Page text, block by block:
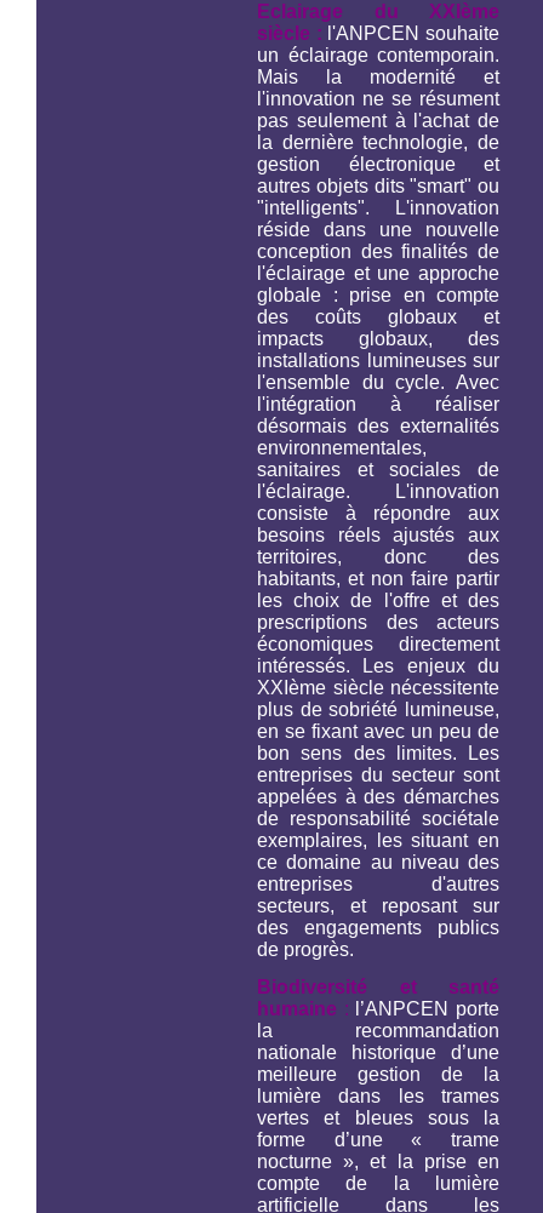
Eclairage du XXIème
siècle : l'ANPCEN souhaite
un éclairage contemporain.
Mais la modernité et
l'innovation ne se résument
pas seulement à l'achat de
la dernière technologie, de
gestion électronique et
autres objets dits "smart" ou
"intelligents". L'innovation
réside dans une nouvelle
conception des finalités de
l'éclairage et une approche
globale : prise en compte
des coûts globaux et
impacts globaux, des
installations lumineuses sur
l'ensemble du cycle. Avec
l'intégration à réaliser
désormais des externalités
environnementales,
sanitaires et sociales de
l'éclairage. L'innovation
consiste à répondre aux
besoins réels ajustés aux
territoires, donc des
habitants, et non faire partir
les choix de l'offre et des
prescriptions des acteurs
économiques directement
intéressés. Les enjeux du
XXIème siècle nécessitente
plus de sobriété lumineuse,
en se fixant avec un peu de
bon sens des limites. Les
entreprises du secteur sont
appelées à des démarches
de responsabilité sociétale
exemplaires, les situant en
ce domaine au niveau des
entreprises d'autres
secteurs, et reposant sur
des engagements publics
de progrès.
Biodiversité et santé
humaine : l’ANPCEN porte
la recommandation
nationale historique d’une
meilleure gestion de la
lumière dans les trames
vertes et bleues sous la
forme d’une « trame
nocturne », et la prise en
compte de la lumière
artificielle dans les